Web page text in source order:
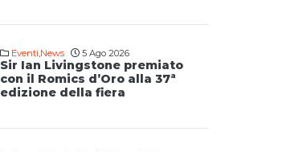
Eventi,News 5 Ago 2026
Sir Ian Livingstone premiato
con il Romics d’Oro alla 37ª
edizione della fiera